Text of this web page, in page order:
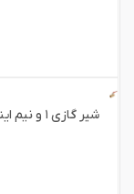
شیر گازی ۱ و نیم اینچ آذران مدل ۱۰۲